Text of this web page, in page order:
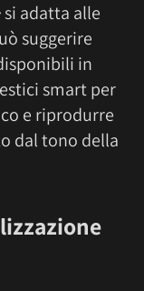
si adatta alle
suggerire
in
smart per
e riprodurre
dal tono della